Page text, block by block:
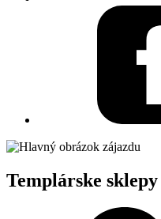
Templárske